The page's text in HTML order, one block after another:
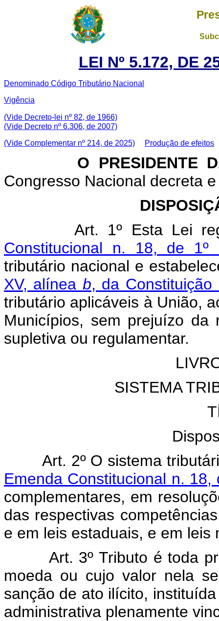
LEI Nº 5.172, DE
Denominado Código Tributário Nacional
Vigência
(Vide Decreto-lei nº 82, de 1966)
(Vide Decreto nº 6.306, de 2007)
(Vide Complementar nº 214, de 2025) Produção de efeitos
O PRESIDENTE DA
Congresso Nacional decreta
Art. 1º Esta Lei
Constitucional n. 18, de
tributário nacional e
XV, alínea b, da Constituição
tributário aplicáveis à União,
Municípios, sem prejuízo da
supletiva ou regulamentar.
SISTEMA
Art. 2º O sistema
Emenda Constitucional n.
complementares, em
das respectivas
e em leis estaduais, e em leis
Art. 3º Tributo é toda
moeda ou cujo valor nela
sanção de ato ilícito,
administrativa plenamente